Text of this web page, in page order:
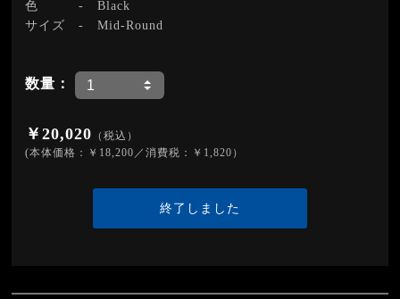
色 -Black
サイズ -Mid-Round
数量：
￥20,020 （税込）
(本体価格：￥18,200／消費税：￥1,820）
終了しました